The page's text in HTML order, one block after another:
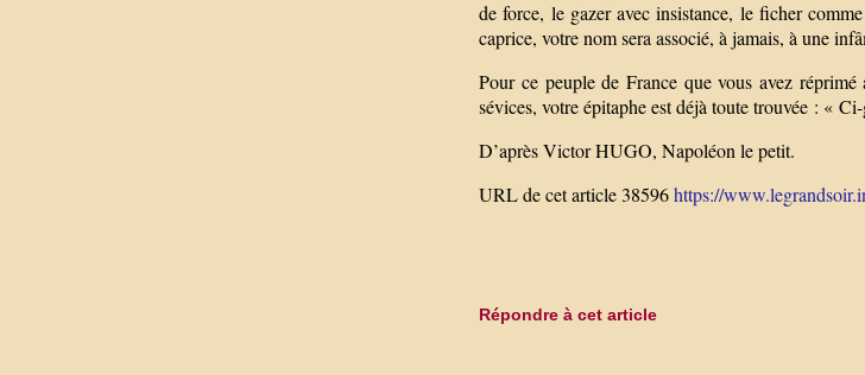
de force, le gazer avec insistance, le ficher
caprice, votre nom sera associé, à jamais, à une
Pour ce peuple de France que vous avez
sévices, votre épitaphe est déjà toute trouvée : «
D’après Victor HUGO, Napoléon le petit.
URL de cet article 38596https://
Répondre à cet article